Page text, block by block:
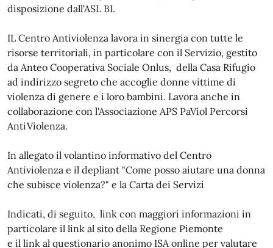
disposizione dall'ASL BI.
IL Centro Antiviolenza lavora in sinergia con tutte le
risorse territoriali, in particolare con il Servizio, gestito
da Anteo Cooperativa Sociale Onlus, della Casa Rifugio
ad indirizzo segreto che accoglie donne vittime di
violenza di genere e i loro bambini. Lavora anche in
collaborazione con l'Associazione APS PaViol Percorsi
AntiViolenza.
In allegato il volantino informativo del Centro
Antiviolenza e il depliant "Come posso aiutare una donna
che subisce violenza?" e la Carta dei Servizi
Indicati, di seguito, link con maggiori informazioni in
particolare il link al sito della Regione Piemonte
e il link al questionario anonimo ISA online per valutare